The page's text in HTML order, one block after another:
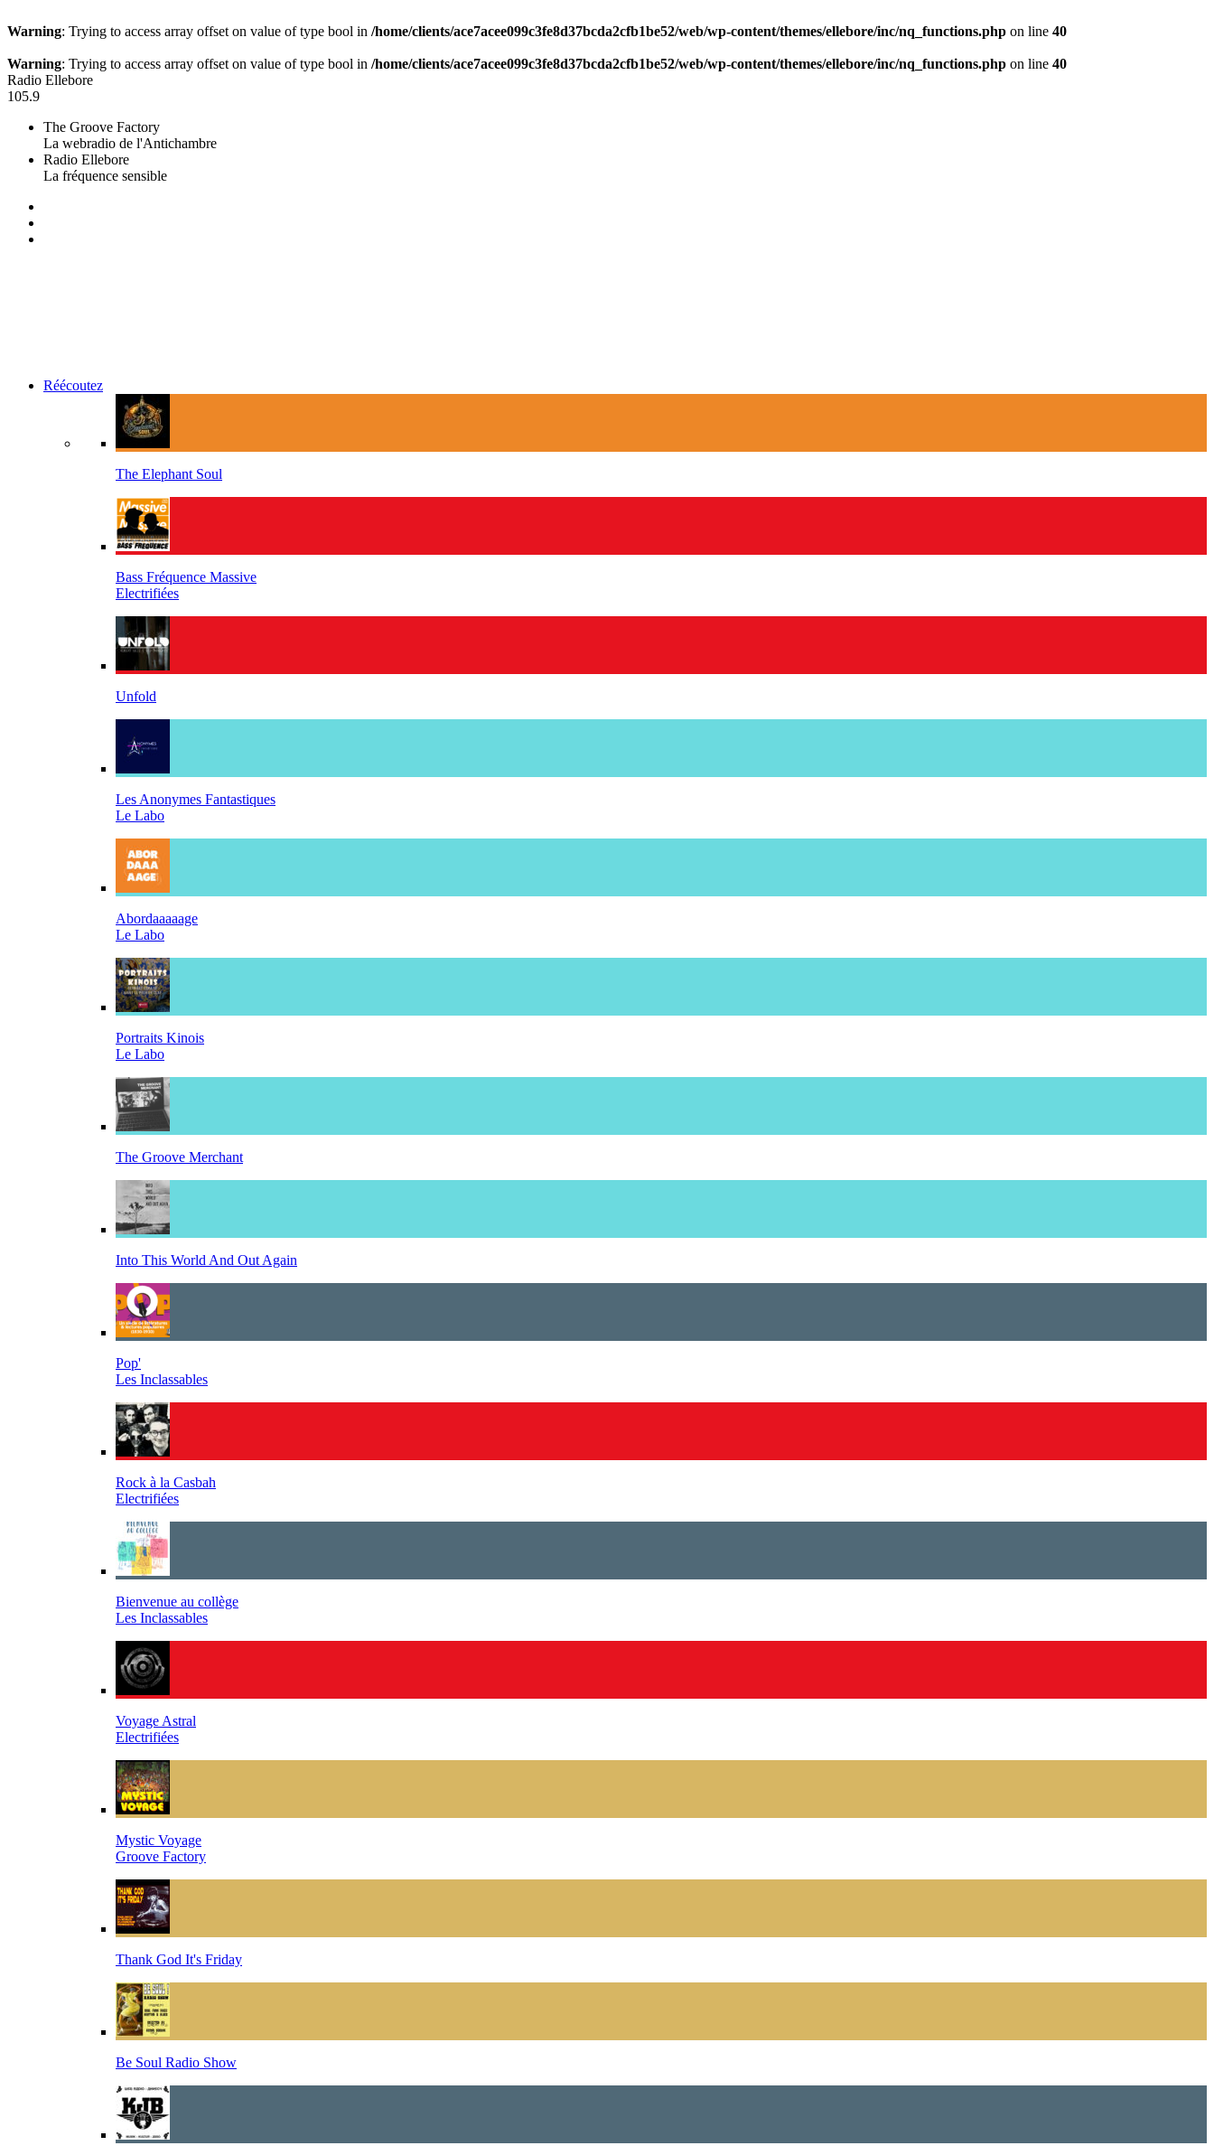
Warning: Trying to access array offset on value of type bool in /home/clients/ace7acee099c3fe8d37bcda2cfb1be52/web/wp-content/themes/ellebore/inc/nq_functions.php on line 40
Warning: Trying to access array offset on value of type bool in /home/clients/ace7acee099c3fe8d37bcda2cfb1be52/web/wp-content/themes/ellebore/inc/nq_functions.php on line 40
Radio Ellebore
105.9
The Groove Factory
La webradio de l'Antichambre
Radio Ellebore
La fréquence sensible
Réécoutez
The Elephant Soul
Bass Fréquence Massive
Electrifiées
Unfold
Les Anonymes Fantastiques
Le Labo
Abordaaaaage
Le Labo
Portraits Kinois
Le Labo
The Groove Merchant
Into This World And Out Again
Pop'
Les Inclassables
Rock à la Casbah
Electrifiées
Bienvenue au collège
Les Inclassables
Voyage Astral
Electrifiées
Mystic Voyage
Groove Factory
Thank God It's Friday
Be Soul Radio Show